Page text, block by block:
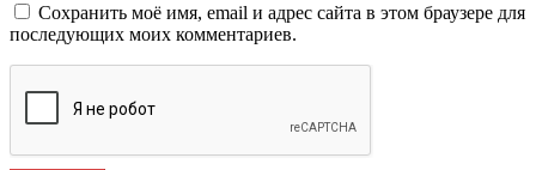
Сохранить моё имя, email и адрес сайта в этом браузере для
последующих моих комментариев.